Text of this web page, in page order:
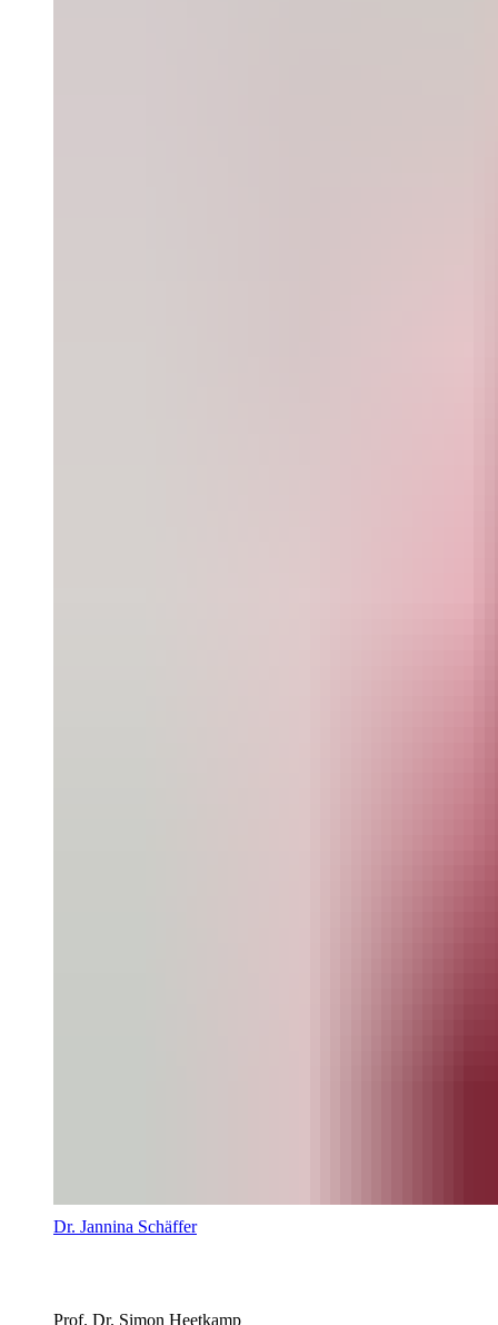
Dr. Jannina Schäffer
Prof. Dr. Simon Heetkamp